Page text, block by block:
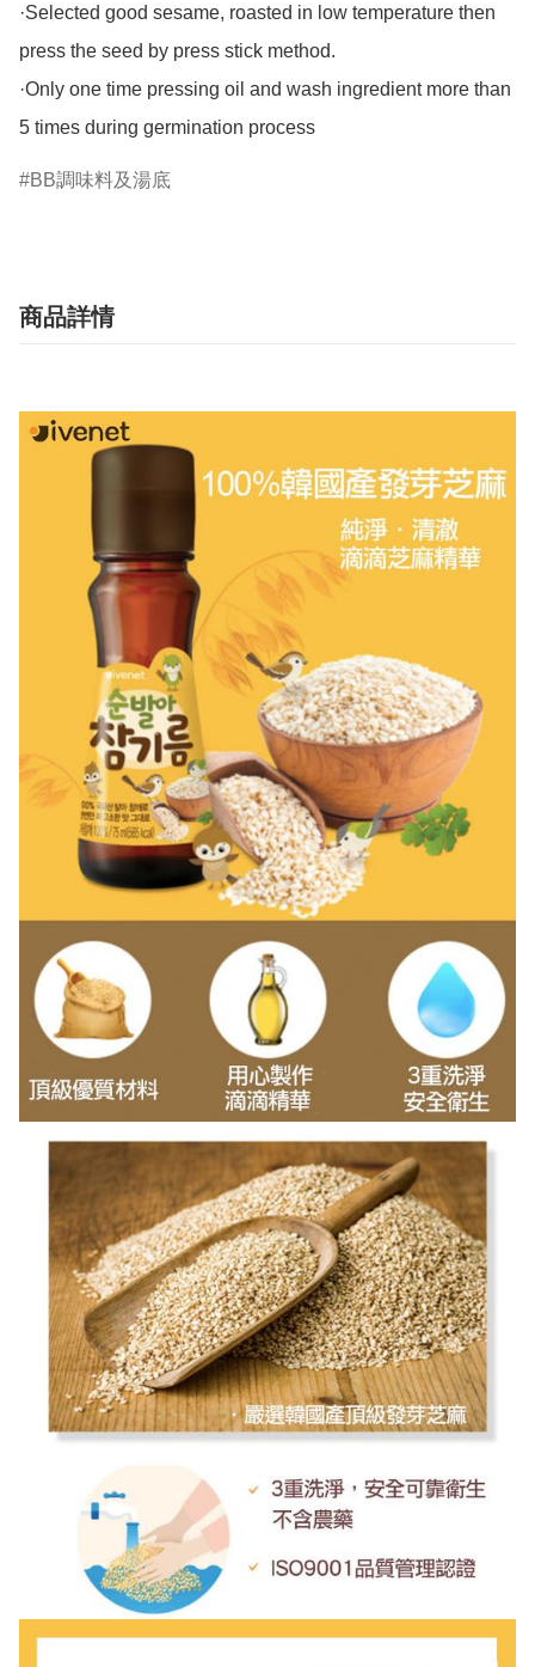
·Selected good sesame, roasted in low temperature then
press the seed by press stick method.
·Only one time pressing oil and wash ingredient more than
5 times during germination process
BB調味料及湯底
商品詳情